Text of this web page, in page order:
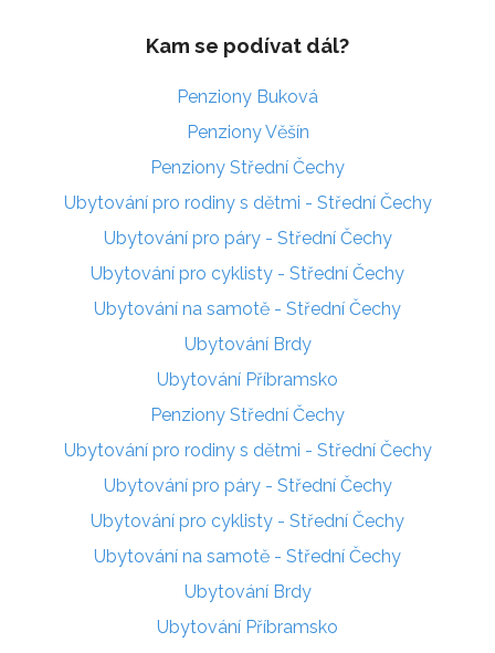
Kam se podívat dál?
Penziony Buková
Penziony Věšín
Penziony Střední Čechy
Ubytování pro rodiny s dětmi - Střední Čechy
Ubytování pro páry - Střední Čechy
Ubytování pro cyklisty - Střední Čechy
Ubytování na samotě - Střední Čechy
Ubytování Brdy
Ubytování Příbramsko
Penziony Střední Čechy
Ubytování pro rodiny s dětmi - Střední Čechy
Ubytování pro páry - Střední Čechy
Ubytování pro cyklisty - Střední Čechy
Ubytování na samotě - Střední Čechy
Ubytování Brdy
Ubytování Příbramsko